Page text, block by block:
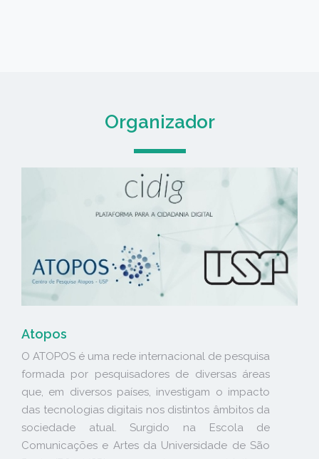
Organizador
Atopos
O ATOPOS é uma rede internacional de pesquisa
formada por pesquisadores de diversas áreas
que, em diversos países, investigam o impacto
das tecnologias digitais nos distintos âmbitos da
sociedade atual. Surgido na Escola de
Comunicações e Artes da Universidade de São